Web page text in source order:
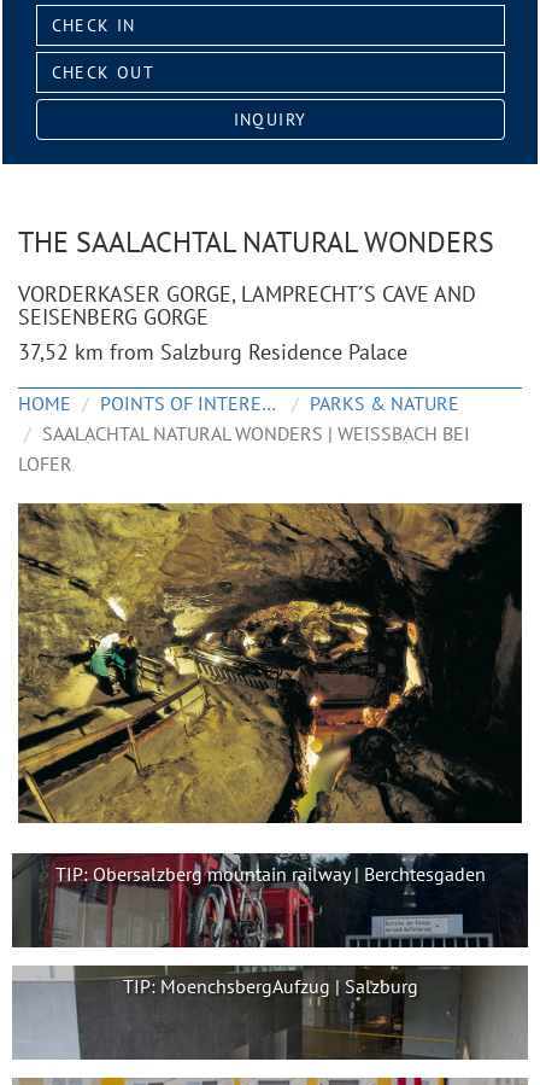
Check
in:
Check
out:
INQUIRY
THE SAALACHTAL NATURAL WONDERS
VORDERKASER GORGE, LAMPRECHT´S CAVE AND
SEISENBERG GORGE
37,52 km from Salzburg Residence Palace
HOME POINTS OF INTEREST
PARKS & NATURE
SAALACHTAL NATURAL WONDERS | WEISSBACH BEI L
OFER
TIP: Obersalzberg mountain railway | Berchtesgaden
TIP: MoenchsbergAufzug | Salzburg